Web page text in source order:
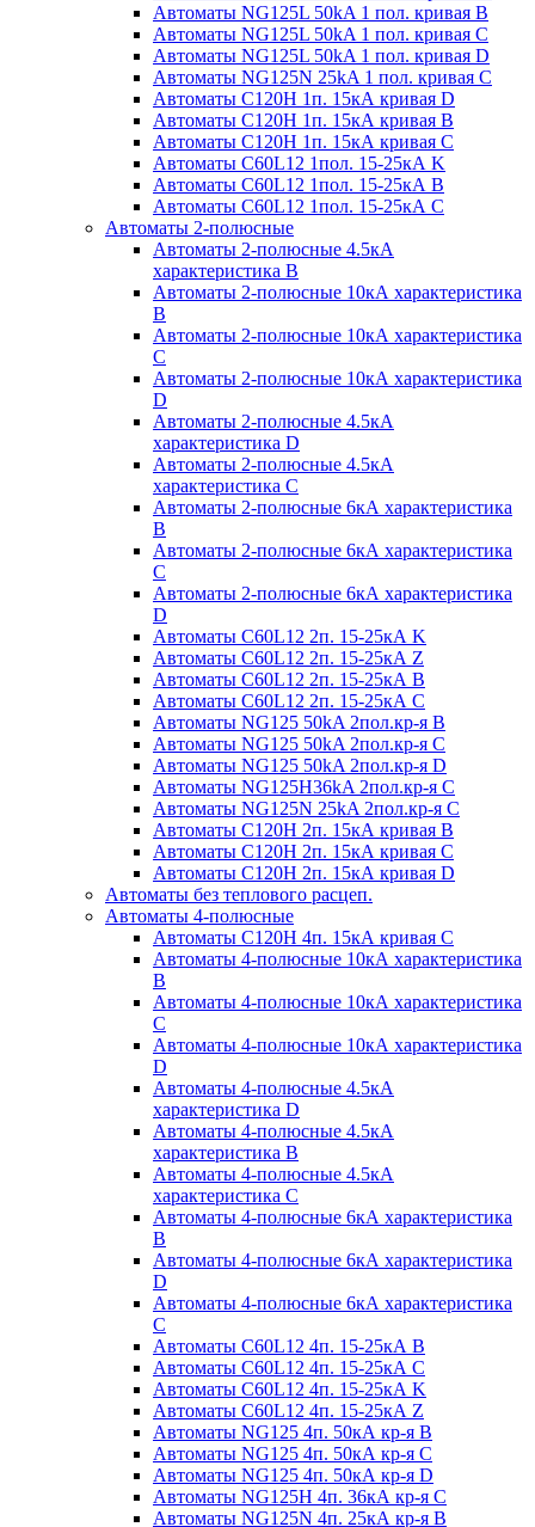
Автоматы NG125L 50kA 1 пол. кривая B
Автоматы NG125L 50kA 1 пол. кривая C
Автоматы NG125L 50kA 1 пол. кривая D
Автоматы NG125N 25kA 1 пол. кривая C
Автоматы С120H 1п. 15кА кривая D
Автоматы С120H 1п. 15кА кривая В
Автоматы С120H 1п. 15кА кривая С
Автоматы С60L12 1пол. 15-25кА K
Автоматы С60L12 1пол. 15-25кА В
Автоматы С60L12 1пол. 15-25кА С
Автоматы 2-полюсные
Автоматы 2-полюсные 4.5кА
характеристика В
Автоматы 2-полюсные 10кА характеристика
B
Автоматы 2-полюсные 10кА характеристика
C
Автоматы 2-полюсные 10кА характеристика
D
Автоматы 2-полюсные 4.5кА
характеристика D
Автоматы 2-полюсные 4.5кА
характеристика С
Автоматы 2-полюсные 6кА характеристика
B
Автоматы 2-полюсные 6кА характеристика
C
Автоматы 2-полюсные 6кА характеристика
D
Автоматы C60L12 2п. 15-25кА K
Автоматы C60L12 2п. 15-25кА Z
Автоматы C60L12 2п. 15-25кА B
Автоматы C60L12 2п. 15-25кА C
Автоматы NG125 50kA 2пол.кр-я B
Автоматы NG125 50kA 2пол.кр-я C
Автоматы NG125 50kA 2пол.кр-я D
Автоматы NG125H36kA 2пол.кр-я C
Автоматы NG125N 25kA 2пол.кр-я C
Автоматы С120H 2п. 15кА кривая B
Автоматы С120H 2п. 15кА кривая C
Автоматы С120H 2п. 15кА кривая D
Автоматы без теплового расцеп.
Автоматы 4-полюсные
Автоматы С120H 4п. 15кА кривая C
Автоматы 4-полюсные 10кА характеристика
B
Автоматы 4-полюсные 10кА характеристика
C
Автоматы 4-полюсные 10кА характеристика
D
Автоматы 4-полюсные 4.5кА
характеристика D
Автоматы 4-полюсные 4.5кА
характеристика В
Автоматы 4-полюсные 4.5кА
характеристика С
Автоматы 4-полюсные 6кА характеристика
B
Автоматы 4-полюсные 6кА характеристика
D
Автоматы 4-полюсные 6кА характеристика
С
Автоматы C60L12 4п. 15-25кА B
Автоматы C60L12 4п. 15-25кА C
Автоматы C60L12 4п. 15-25кА K
Автоматы C60L12 4п. 15-25кА Z
Автоматы NG125 4п. 50кА кр-я B
Автоматы NG125 4п. 50кА кр-я C
Автоматы NG125 4п. 50кА кр-я D
Автоматы NG125H 4п. 36кА кр-я C
Автоматы NG125N 4п. 25кА кр-я B